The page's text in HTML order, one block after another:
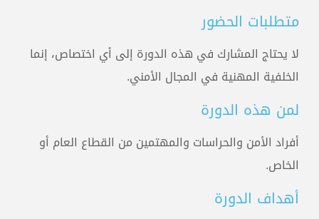
متطلبات الحضور
لا يحتاج المشارك في هذه الدورة إلى أي اختصاص، إنما
الخلفية المهنية في المجال الأمني.
لمن هذه الدورة
أفراد الأمن والحراسات والمهتمين من القطاع العام أو
الخاص.
أهداف الدورة
المدربون
لا توجد نتائج.